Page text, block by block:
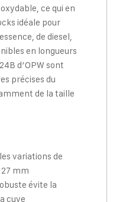
ce qui en
idéale pour
de diesel,
en longueurs
d’OPW sont
précises du
de la taille
variations de
mm
évite la
cuve